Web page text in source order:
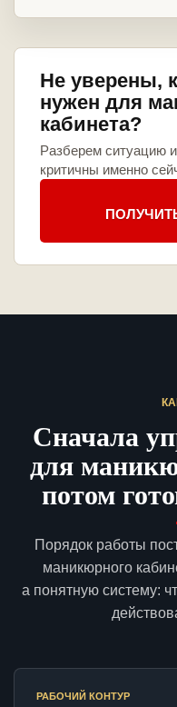
Не уверены,
нужен для
кабинета?
Разберем ситуацию
критичны именно
Сначала
для
потом
Порядок работы
маникюрного
а понятную систему:
РАБОЧИЙ КОНТУР